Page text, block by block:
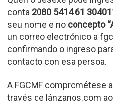
conta 2080 5414 61
seu nome e no concepto
un correo electrónico a
confirmando o ingreso
contacto con esa persoa.
A FGCMF comprométese
través de lánzanos.com